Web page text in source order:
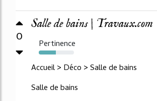
0
Salle de bains | Travaux.com
Pertinence
48%
Accueil > Déco > Salle de bains
Salle de bains